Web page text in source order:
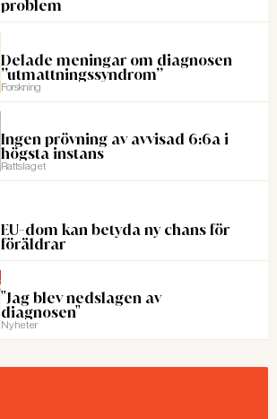
problem
Delade meningar om diagnosen
”utmattningssyndrom”
Forskning
Ingen prövning av avvisad 6:6a i
högsta instans
Rattslaget
EU-dom kan betyda ny chans för
föräldrar
"Jag blev nedslagen av
diagnosen"
Nyheter